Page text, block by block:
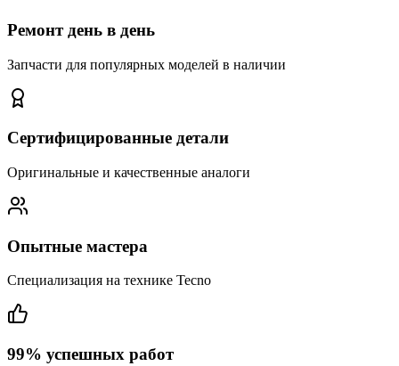
Ремонт день в день
Запчасти для популярных моделей в наличии
Сертифицированные детали
Оригинальные и качественные аналоги
Опытные мастера
Специализация на технике Tecno
99% успешных работ